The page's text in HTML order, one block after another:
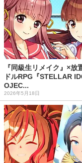
『同級生リメイク』×放
ドルRPG『STELLAR
OJEC...
2026年5月18日